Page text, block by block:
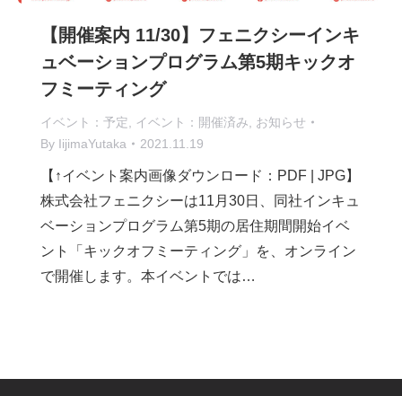
【開催案内 11/30】フェニクシーインキ
ュベーションプログラム第5期キックオ
フミーティング
イベント：予定 イベント：開催済み
お知らせ
By IijimaYutaka 2021.11.19
【↑イベント案内画像ダウンロード：PDF | JPG】
株式会社フェニクシーは11月30日、同社インキュ
ベーションプログラム第5期の居住期間開始イベ
ント「キックオフミーティング」を、オンライン
で開催します。本イベントでは…